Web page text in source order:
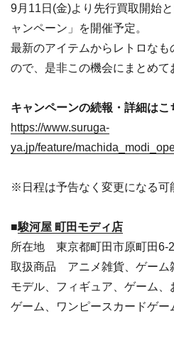
9月11日(金)より先行買取開始
ャンペーン」を開催予定。
最新のアイテムからレトロな
ので、是非この機会にまとめて
キャンペーンの続報・詳細はこ
https://www.suruga-
ya.jp/feature/
※日程は予告なく変更になる可
■駿河屋 町田モディ店
所在地 東京都町田市原町田6-
取扱商品 アニメ雑貨、ゲーム
モデル、フィギュア、ゲーム
ゲーム、ワンピースカードゲー